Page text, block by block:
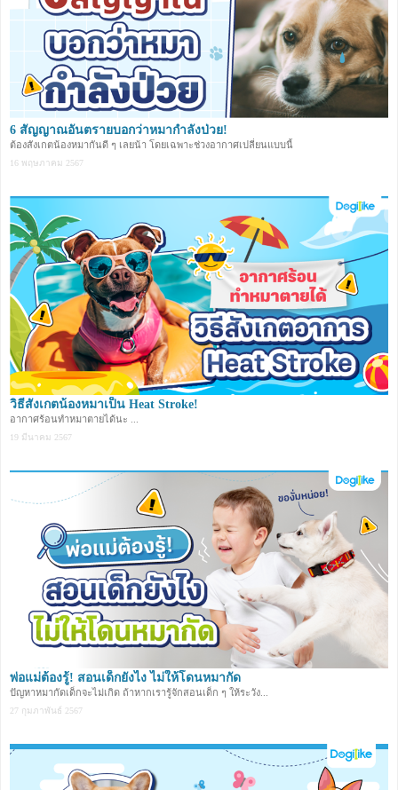
6 สัญญาณอันตรายบอกว่าหมากำลังป่วย!
ต้องสังเกตน้องหมากันดี ๆ เลยน้า โดยเฉพาะช่วงอากาศเปลี่ยนแบบนี้
16 พฤษภาคม 2567
วิธีสังเกตน้องหมาเป็น Heat Stroke!
อากาศร้อนทำหมาตายได้นะ ...
19 มีนาคม 2567
พ่อแม่ต้องรู้! สอนเด็กยังไง ไม่ให้โดนหมากัด
ปัญหาหมากัดเด็กจะไม่เกิด ถ้าหากเรารู้จักสอนเด็ก ๆ ให้ระวัง...
27 กุมภาพันธ์ 2567